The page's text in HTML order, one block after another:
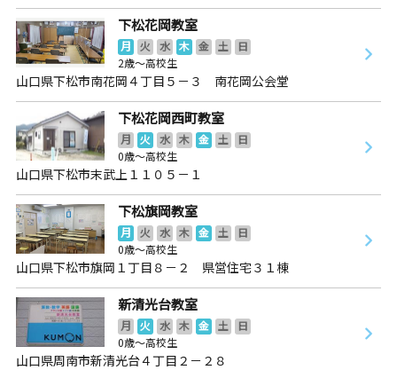
下松花岡教室
月 火 水 木 金 土
日
2歳～高校生
山口県下松市南花岡４丁目５－３ 南花岡公会堂
下松花岡西町教室
月 火 水 木 金 土
日
0歳～高校生
山口県下松市末武上１１０５－１
下松旗岡教室
月 火 水 木 金 土
日
0歳～高校生
山口県下松市旗岡１丁目８－２ 県営住宅３１棟
新清光台教室
月 火 水 木 金 土
日
0歳～高校生
山口県周南市新清光台４丁目２－２８